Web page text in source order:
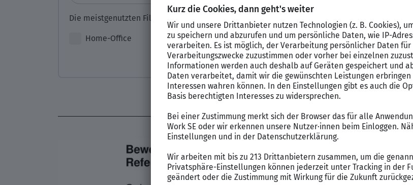
Die meistgenutzten Filter auf XING:
Home-Office Teilzeit